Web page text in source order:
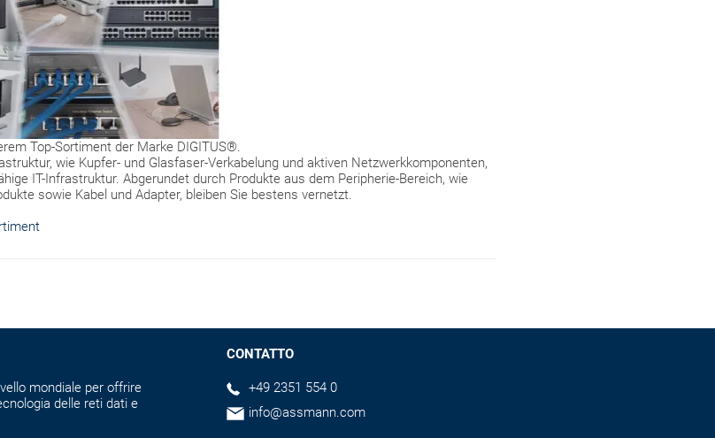
Top-Sortiment der Marke DIGITUS®.
wie Kupfer- und Glasfaser-Verkabelung und aktiven Netzwerkkomponenten,
IT-Infrastruktur. Abgerundet durch Produkte aus dem Peripherie-Bereich, wie
sowie Kabel und Adapter, bleiben Sie bestens vernetzt.
mondiale per offrire
delle reti dati e
CONTATTO
+49 2351 554 0
info@assmann.com